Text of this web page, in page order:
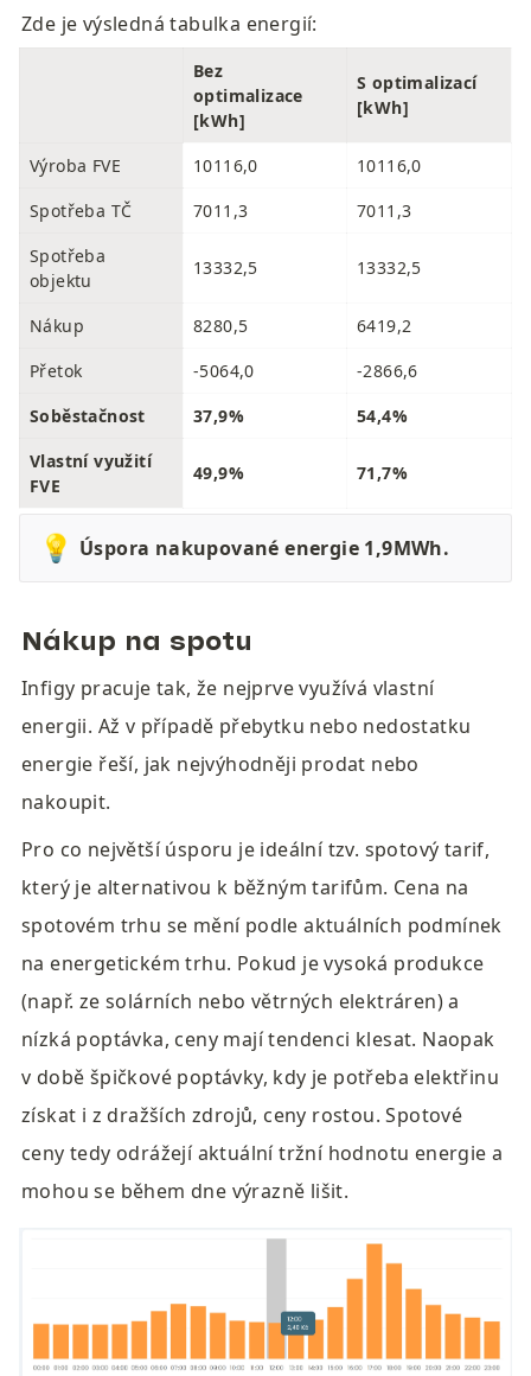
Zde je výsledná tabulka energií:
Bez
optimalizace
[kWh]
S optimalizací
[kWh]
Výroba FVE 10116,0
10116,0
Spotřeba TČ
7011,3
7011,3
Spotřeba
objektu
13332,5 13332,5
Nákup 8280,5
6419,2
Přetok
-5064,0
-2866,6
Soběstačnost
37,9%
54,4%
Vlastní využití
FVE
49,9% 71,7%
💡 Úspora nakupované energie 1,9MWh.
Nákup na spotu
Infigy pracuje tak, že nejprve využívá vlastní
energii. Až v případě přebytku nebo nedostatku
energie řeší, jak nejvýhodněji prodat nebo
nakoupit.
Pro co největší úsporu je ideální tzv. spotový tarif,
který je alternativou k běžným tarifům. Cena na
spotovém trhu se mění podle aktuálních podmínek
na energetickém trhu. Pokud je vysoká produkce
(např. ze solárních nebo větrných elektráren) a
nízká poptávka, ceny mají tendenci klesat. Naopak
v době špičkové poptávky, kdy je potřeba elektřinu
získat i z dražších zdrojů, ceny rostou. Spotové
ceny tedy odrážejí aktuální tržní hodnotu energie a
mohou se během dne výrazně lišit.